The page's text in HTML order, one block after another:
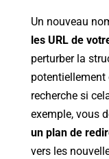
Un nouveau
les URL de
perturber la
potentiellement
recherche si
exemple, vous
un plan de
vers les